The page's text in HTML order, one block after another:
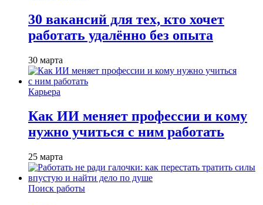
30 вакансий для тех, кто хочет
работать удалённо без опыта
30 марта
Карьера
Как ИИ меняет профессии и кому
нужно учиться с ним работать
25 марта
Поиск работы